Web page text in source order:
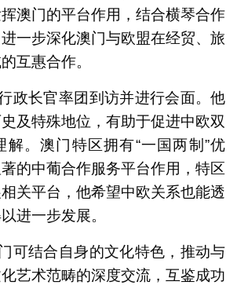
澳门的平台作用，结合横琴合作
一步深化澳门与欧盟在经贸、旅
互惠合作。
政长官率团到访并进行会面。他
及特殊地位，有助于促进中欧双
解。澳门特区拥有“一国两制”优
的中葡合作服务平台作用，特区
关平台，他希望中欧关系也能透
进一步发展。
可结合自身的文化特色，推动与
艺术范畴的深度交流，互鉴成功